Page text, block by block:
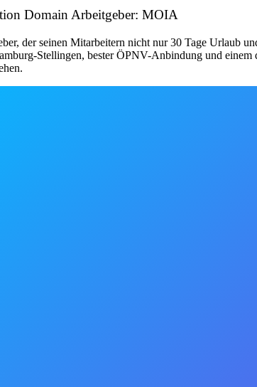
Domain Arbeitgeber: MOIA
der seinen Mitarbeitern nicht nur 30 Tage Urlaub
Stellingen, bester ÖPNV-Anbindung und